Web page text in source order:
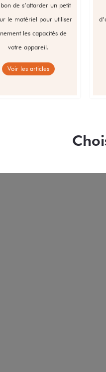
de s’attarder un petit
le matériel pour utiliser
les capacités de
votre appareil.
Voir les articles